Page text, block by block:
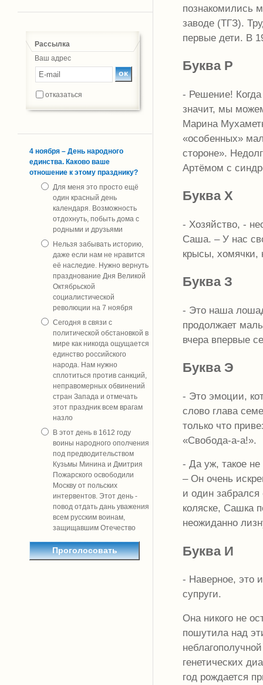
Рассылка
Ваш адрес
отказаться
4 ноября – День народного
единства. Каково ваше
отношение к этому празднику?
Для меня это просто ещё
один красный день
календаря. Возможность
отдохнуть, побыть дома с
родными и друзьями
Нельзя забывать историю,
даже если нам не нравится
её наследие. Нужно вернуть
празднование Дня Великой
Октябрьской
социалистической
революции на 7 ноября
Сегодня в связи с
политической обстановкой в
мире как никогда ощущается
единство российского
народа. Нам нужно
сплотиться против санкций,
неправомерных обвинений
стран Запада и отмечать
этот праздник всем врагам
назло
В этот день в 1612 году
воины народного ополчения
под предводительством
Кузьмы Минина и Дмитрия
Пожарского освободили
Москву от польских
интервентов. Этот день -
повод отдать дань уважения
всем русским воинам,
защищавшим Отечество
познакомились
заводе (ТГЗ).
первые дети. В
Буква Р
- Решение!
значит, мы
Марина
«особенных»
стороне».
Артёмом с
Буква Х
- Хозяйство, -
Саша. – У нас
крысы, хомячки,
Буква З
- Это наша
продолжает
вчера впервые
Буква Э
- Это эмоции,
слово глава
только что
«Свобода-а-а!».
- Да уж, такое
– Он очень
и один
коляске, Сашка
неожиданно
Буква И
- Наверное, это
супруги.
Она никого не
пошутила над
генетических
год рождается